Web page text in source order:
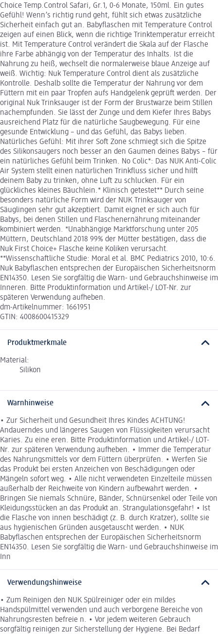
Choice Temp.Control Safari, Gr.1, 0-6 Monate, 150ml. Ein gutes
Gefühl! Wenn’s richtig rund geht, fühlt sich etwas zusätzliche
Sicherheit einfach gut an. Babyflaschen mit Temperature Control
zeigen auf einen Blick, wenn die richtige Trinktemperatur erreicht
ist. Mit Temperature Control verändert die Skala auf der Flasche
ihre Farbe abhängig von der Temperatur des Inhalts. Ist die
Nahrung zu heiß, wechselt die normalerweise blaue Anzeige auf
weiß. Wichtig: Nuk Temperature Control dient als zusätzliche
Kontrolle. Deshalb sollte die Temperatur der Nahrung vor dem
Füttern mit ein paar Tropfen aufs Handgelenk geprüft werden. Der
original Nuk Trinksauger ist der Form der Brustwarze beim Stillen
nachempfunden. Sie lässt der Zunge und dem Kiefer Ihres Babys
ausreichend Platz für die natürliche Saugbewegung. Für eine
gesunde Entwicklung – und das Gefühl, das Babys lieben.
Natürliches Gefühl: Mit ihrer Soft Zone schmiegt sich die Spitze
des Silikonsaugers noch besser an den Gaumen deines Babys – für
ein natürliches Gefühl beim Trinken. No Colic*: Das NUK Anti-Colic
Air System stellt einen natürlichen Trinkfluss sicher und hilft
deinem Baby zu trinken, ohne Luft zu schlucken. Für ein
glückliches kleines Bäuchlein.* Klinisch getestet** Durch seine
besonders natürliche Form wird der NUK Trinksauger von
Säuglingen sehr gut akzeptiert. Damit eignet er sich auch für
Babys, bei denen Stillen und Flaschenernährung miteinander
kombiniert werden. *Unabhängige Marktforschung unter 205
Müttern, Deutschland 2018 99% der Mütter bestätigen, dass die
Nuk First Choice+ Flasche keine Koliken verursacht.
**Wissenschaftliche Studie: Moral et al. BMC Pediatrics 2010, 10:6.
Nuk Babyflaschen entsprechen der Europäischen Sicherheitsnorm
EN14350. Lesen Sie sorgfältig die Warn- und Gebrauchshinweise im
Inneren. Bitte Produktinformation und Artikel-/ LOT-Nr. zur
späteren Verwendung aufheben.
dm-Artikelnummer: 1661951
GTIN: 4008600415329
Produktmerkmale
Material:
Silikon
Warnhinweise
• Zur Sicherheit und Gesundheit Ihres Kindes ACHTUNG!
Andauerndes und längeres Saugen von Flüssigkeiten verursacht
Karies. Zu eine eren. Bitte Produktinformation und Artikel-/ LOT-
Nr. zur späteren Verwendung aufheben. • Immer die Temperatur
des Nahrungsmittels vor dem Füttern überprüfen. • Werfen Sie
das Produkt bei ersten Anzeichen von Beschädigungen oder
Mängeln sofort weg. • Alle nicht verwendeten Einzelteile müssen
außerhalb der Reichweite von Kindern aufbewahrt werden. •
Bringen Sie niemals Schnüre, Bänder, Schnürsenkel oder Teile von
Kleidungsstücken an das Produkt an. Strangulationsgefahr! • Ist
die Flasche von innen beschädigt (z. B. durch Kratzer), sollte sie
aus hygienischen Gründen ausgetauscht werden. • NUK
Babyflaschen entsprechen der Europäischen Sicherheitsnorm
EN14350. Lesen Sie sorgfältig die Warn- und Gebrauchshinweise im
Inn
Verwendungshinweise
• Zum Reinigen den NUK Spülreiniger oder ein mildes
Handspülmittel verwenden und auch verborgene Bereiche von
Nahrungsresten befreie n. • Vor jedem weiteren Gebrauch
sorgfältig reinigen zur Sicherstellung der Hygiene. Bei Bedarf